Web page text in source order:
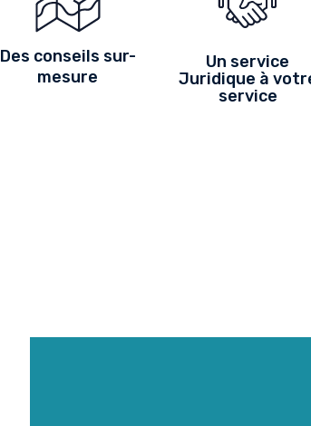
Des conseils sur-
mesure
Un service
Juridique à
service